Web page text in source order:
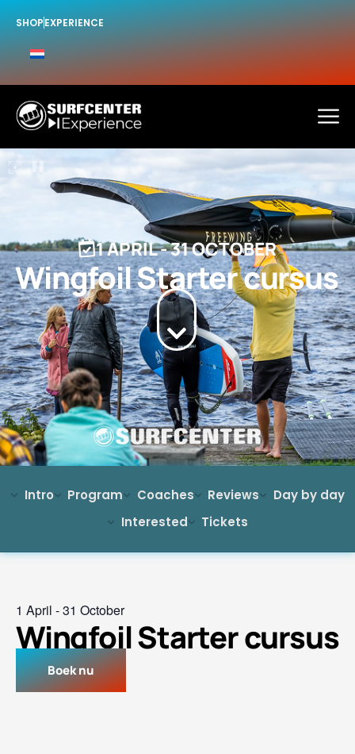
SHOPEXPERIENCE
1 APRIL-31 OCTOBER
Wingfoil Starter cursus
Intro Program Coaches Reviews
Day by day
Interested
Tickets
1 April -31 October
Wingfoil Starter cursus
Boek nu